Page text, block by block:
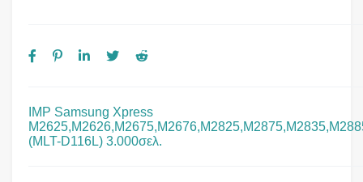
IMP Samsung Xpress
(MLT-D116L) 3.000σελ.